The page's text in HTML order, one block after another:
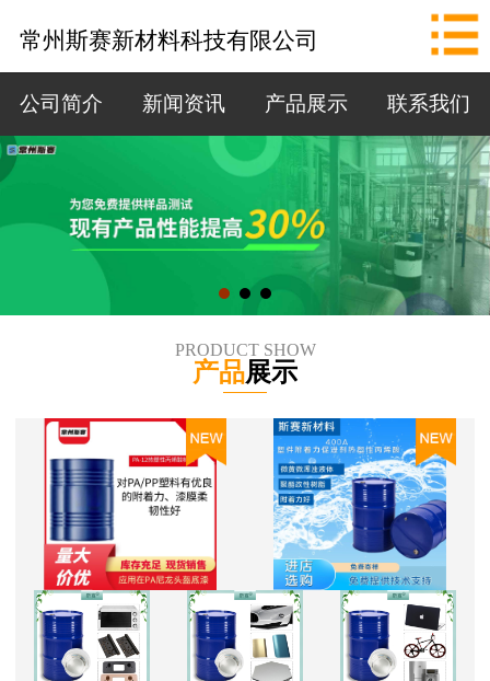
新闻资讯
产品展示
联系我们
拨打电话
常州斯赛新材料科技有限公司
公司简介 新闻资讯 产品展示 联系我们
PRODUCT SHOW
产品展示